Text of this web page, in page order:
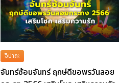
จิปาถะ
จันทร์ซ้อนจันทร์ ฤกษ์ดีขอพรวันลอย